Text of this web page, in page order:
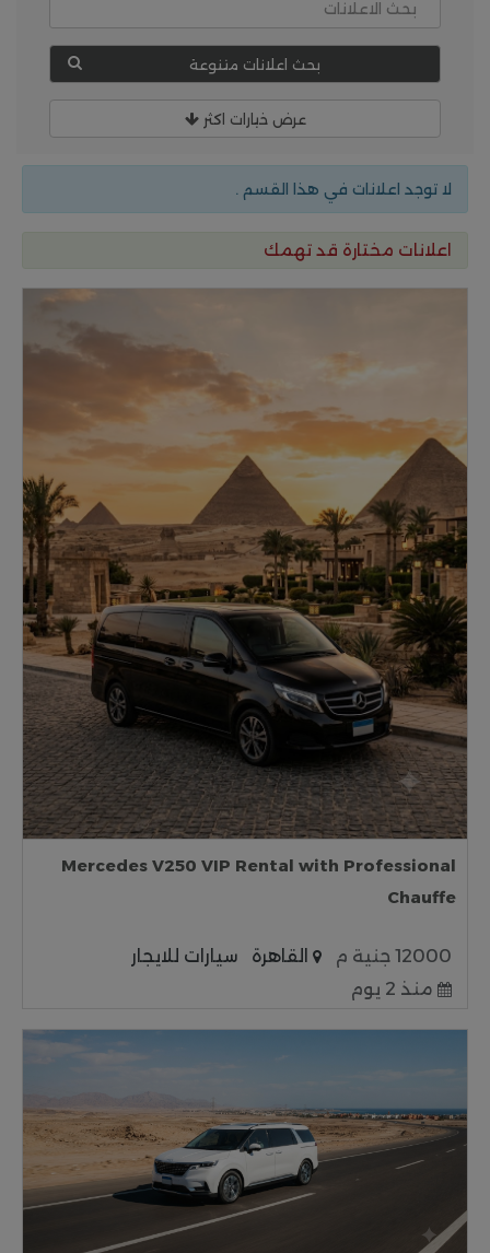
بحث اعلانات متنوعة
عرض خيارات اكثر
لا توجد اعلانات في هذا القسم .
اعلانات مختارة قد تهمك
Mercedes V250 VIP Rental with Professional
Chauffe
12000 جنية م القاهرة
سيارات للايجار
منذ 2 يوم